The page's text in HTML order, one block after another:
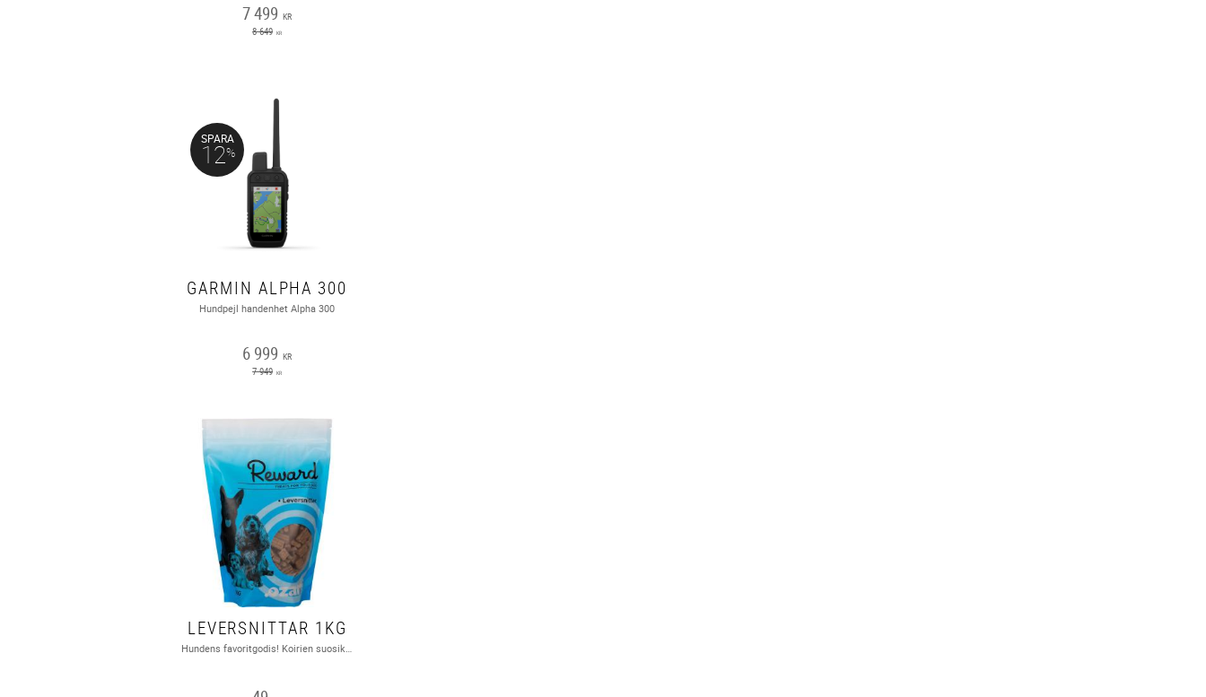
7 499 KR
8 649 KR
GARMIN ALPHA 300
Hundpejl handenhet Alpha 300
6 999 KR
7 949 KR
SPARA
12%
LEVERSNITTAR 1KG
Hundens favoritgodis! Koirien suosikkiherkku!